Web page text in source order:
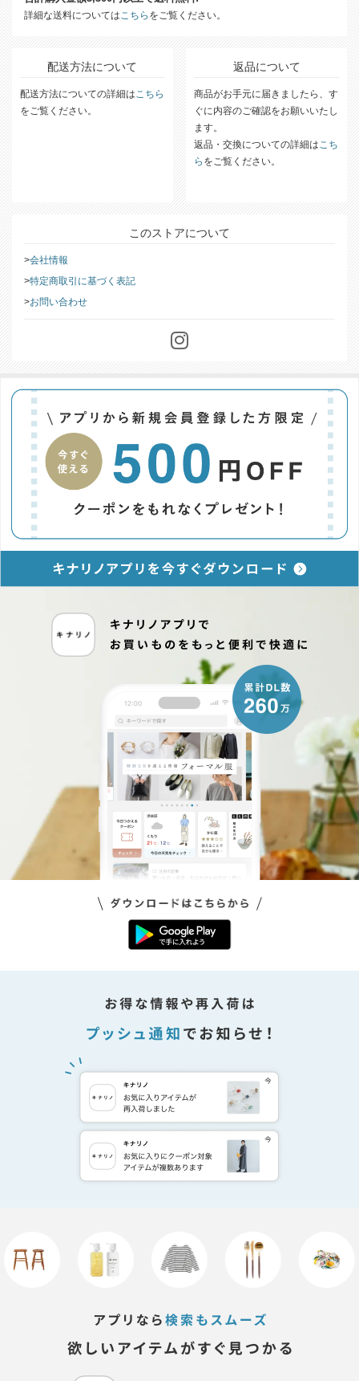
詳細な送料についてはこちら をご覧ください。
配送方法について
配送方法についての詳細はこちら
をご覧ください。
返品について
商品がお手元に届きましたら、す
ぐに内容のご確認をお願いいたし
ます。
返品・交換についての詳細はこち
ら をご覧ください。
このストアについて
会社情報
特定商取引に基づく表記
お問い合わせ